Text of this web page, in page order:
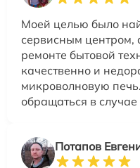
Моей целью было
сервисным
ремонте бытовой
качественно и
микроволновую
обращаться в
Потапов